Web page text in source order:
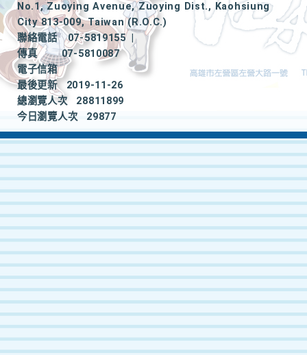
No.1, Zuoying Avenue, Zuoying Dist., Kaohsiung
City 813-009, Taiwan (R.O.C.)
聯絡電話
07-5819155
|
傳真
07-5810087
電子信箱
最後更新
2019-11-26
總瀏覽人次
28811899
今日瀏覽人次
29877